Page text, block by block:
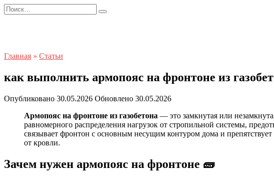
Перейти
к
Search
for:
Главная » Статьи
как выполнить армопояс на фронтоне из
Опубликовано 30.05.2026 Обновлено 30.05.2026
Армопояс на фронтоне из газобетона — это замкнутая или
равномерного распределения нагрузок от стропильной системы,
связывает фронтон с основным несущим контуром дома и
от кровли.
Зачем нужен армопояс на фронтоне 🧱